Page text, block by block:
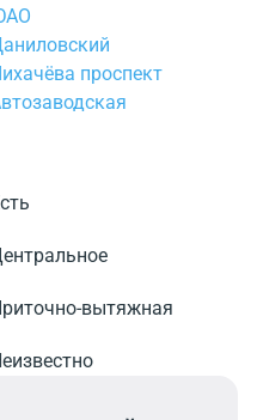
проспект
вытяжная